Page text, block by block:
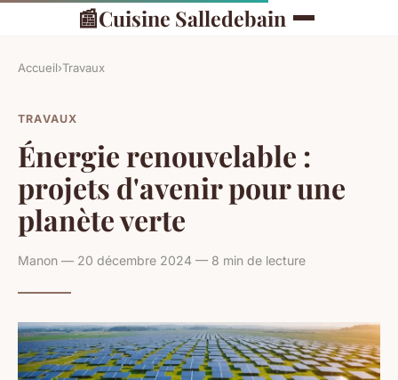
📰Cuisine Salledebain
Accueil›Travaux
TRAVAUX
Énergie renouvelable :
projets d'avenir pour une
planète verte
Manon — 20 décembre 2024 — 8 min de lecture